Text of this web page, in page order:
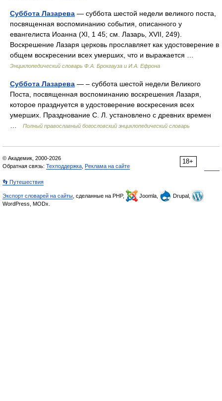
Суббота Лазарева — суббота шестой недели великого поста,
посвященная воспоминанию события, описанного у
евангелиста Иоанна (XI, 1 45; см. Лазарь, XVII, 249).
Воскрешение Лазаря церковь прославляет как удостоверение в
общем воскресении всех умерших, что и выражается …
Энциклопедический словарь Ф.А. Брокгауза и И.А. Ефрона
Суббота Лазарева — – суббота шестой недели Великого
Поста, посвященная воспоминанию воскрешения Лазаря,
которое празднуется в удостоверение воскресения всех
умерших. Празднование С. Л. установлено с древних времен
…
Полный православный богословский энциклопедический словарь
18+
© Академик, 2000-2026
Обратная связь: Техподдержка Реклама на сайте
👣 Путешествия
Экспорт словарей на сайты , сделанные на PHP, Joomla,
Drupal,
WordPress, MODx.